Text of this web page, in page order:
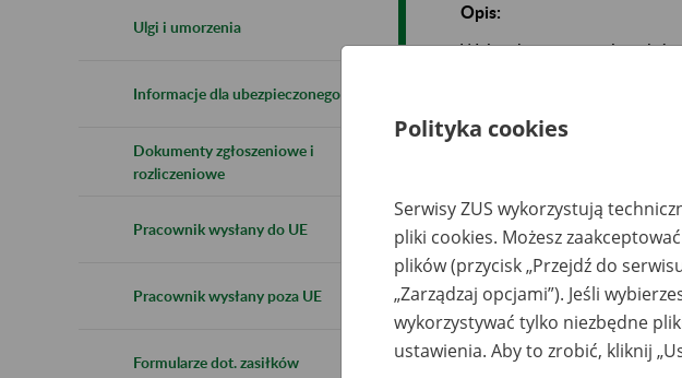
Ulgi i umorzenia
Informacje dla ubezpieczonego
Dokumenty zgłoszeniowe i
rozliczeniowe
Pracownik wysłany do UE
Pracownik wysłany poza UE
Formularze dot. zasiłków
Opis:
Wniosek o umorzenie
powodzi", pdf 660 kb
WAŻNE!
W celu prawidłowego
pobierz wniosek i zapisz go
zamknij stronę www.zus.pl,
Polityka cookies
Serwisy ZUS wykorzystują
pliki cookies. Możesz
plików (przycisk „Przejdź do
„Zarządzaj opcjami”). Jeśli
wykorzystywać tylko niezbędne
ustawienia. Aby to zrobić, kliknij